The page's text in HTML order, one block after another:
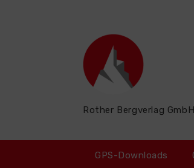
Rother Bergverlag
GPS-Downloads